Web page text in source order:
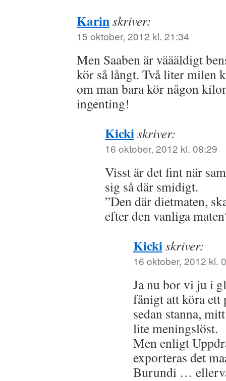
Karinskriver:
15 oktober, 2012 kl. 21:34
Men Saaben är väääldigt
kör så långt. Två liter milen
om man bara kör någon
ingenting!
Kickiskriver:
16 oktober, 2012 kl. 08:29
Visst är det fint när
sig så där smidigt.
”Den där dietmaten,
efter den vanliga
Kickiskriver:
16 oktober, 2012 kl.
Ja nu bor vi ju i
fånigt att köra ett
sedan stanna,
lite meningslöst.
Men enligt
exporteras det
Burundi …